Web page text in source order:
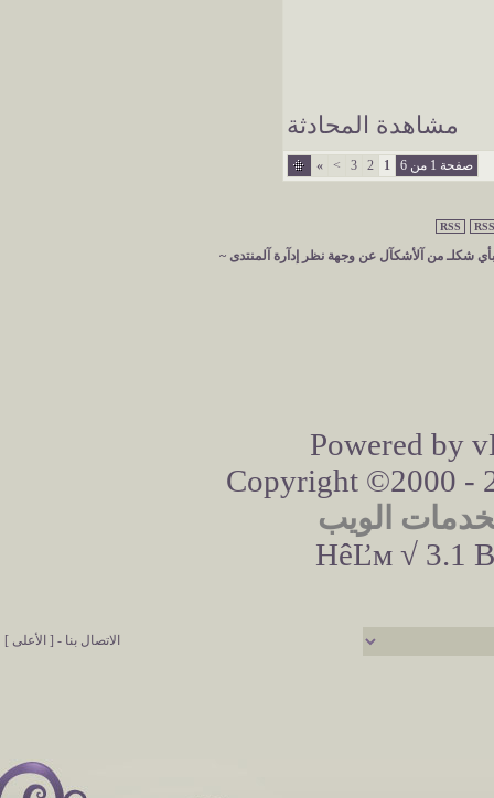
مشاهدة المحادثة
صفحة 1 من 6 1
2
3
>
»
RSS
شكلـ من آلأشكآل عن وجهة نظر إدآرة آلمنتدى ~
Powered by
Copyright ©2000 -
الويب
HêĽм √ 3.1
الاتصال بنا - [ الأعلى ]